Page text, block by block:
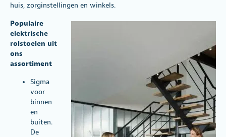
huis, zorginstellingen en winkels.
Populaire
elektrische
rolstoelen uit
ons
assortiment
Sigma
voor
binnen
en
buiten.
De